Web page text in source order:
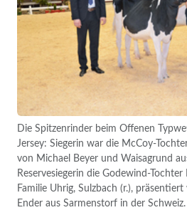
Die Spitzenrinder beim Offenen
Jersey: Siegerin war die McCoy-
von Michael Beyer und Waisagrund
Reservesiegerin die Godewind-
Familie Uhrig, Sulzbach (r.),
Ender aus Sarmenstorf in der Schweiz.